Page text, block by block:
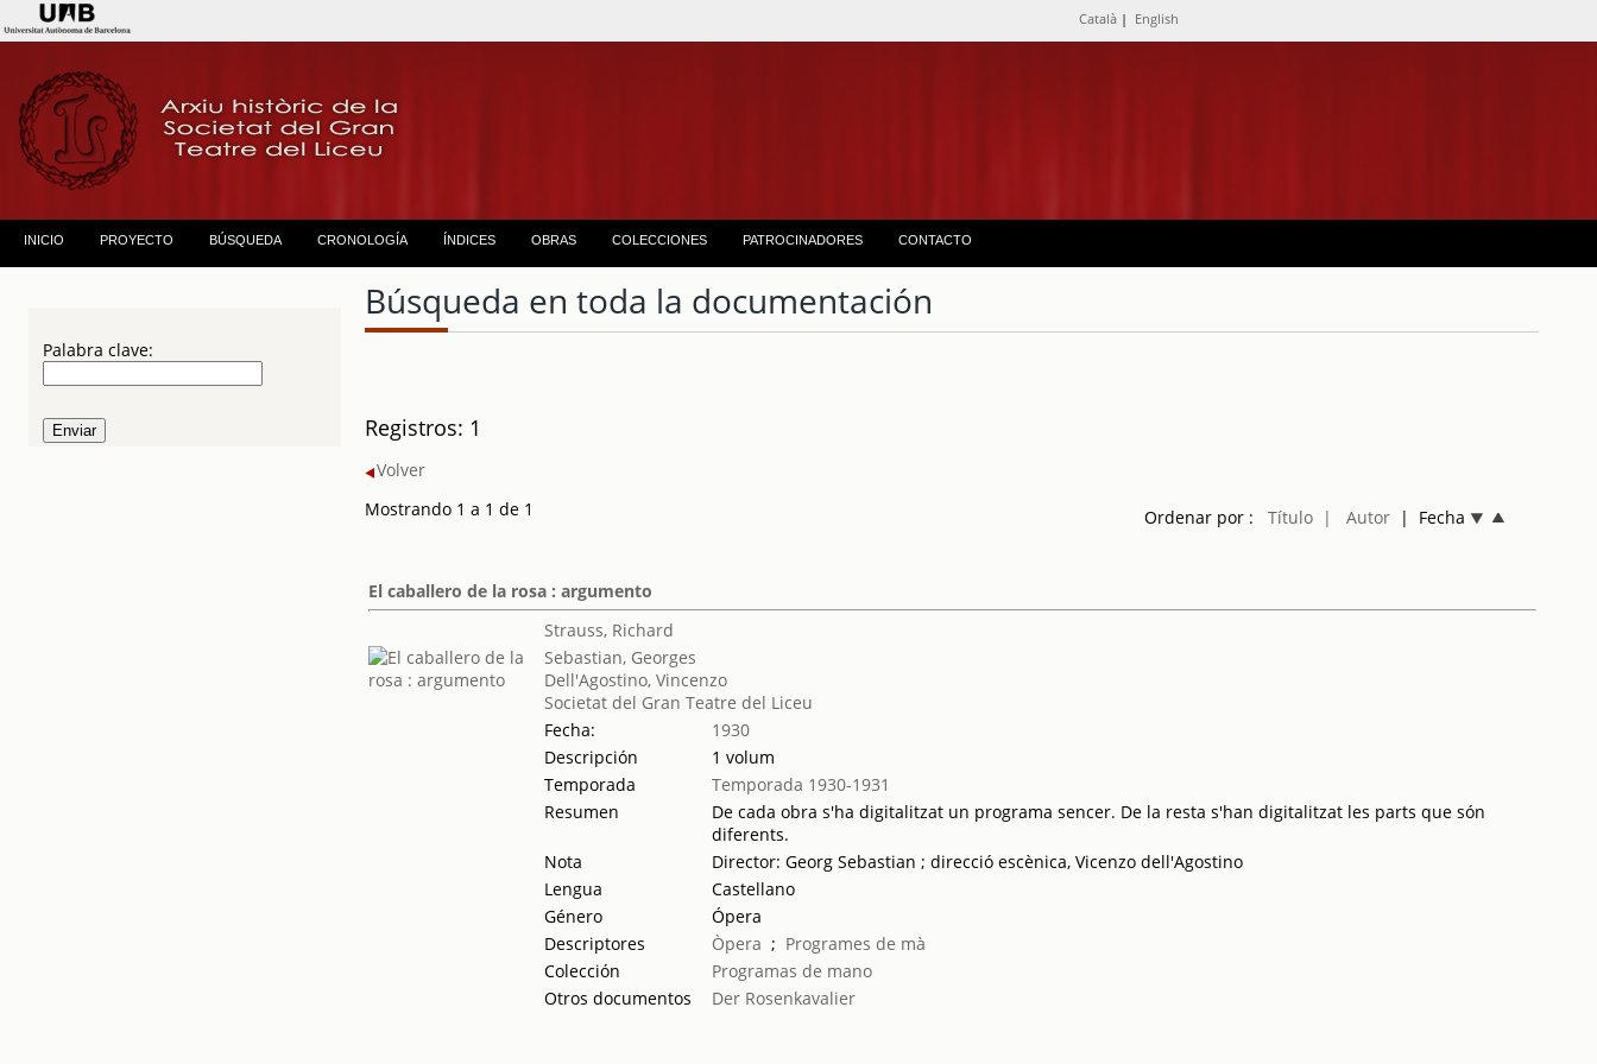
Català | English
INICIO PROYECTO BÚSQUEDA CRONOLOGÍA ÍNDICES OBRAS COLECCIONES PATROCINADORES CONTACTO
Palabra clave:
Búsqueda en toda la documentación
Registros: 1
Volver
Mostrando 1 a 1 de 1
Ordenar por : Título | Autor| Fecha
El caballero de la rosa : argumento
Strauss, Richard
Sebastian, Georges
Dell'Agostino, Vincenzo
Societat del Gran Teatre del Liceu
Fecha:
1930
Descripción
1 volum
Temporada
Temporada 1930-1931
Resumen
De cada obra s'ha digitalitzat un programa sencer. De la resta s'han digitalitzat les parts que són
diferents.
Nota
Director: Georg Sebastian ; direcció escènica, Vicenzo dell'Agostino
Lengua
Castellano
Género
Ópera
Descriptores
Òpera ; Programes de mà
Colección
Programas de mano
Otros documentos
Der Rosenkavalier